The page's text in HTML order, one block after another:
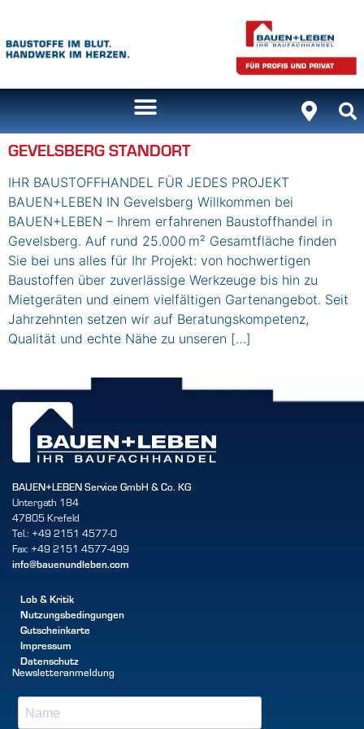
GEVELSBERG STANDORT
IHR BAUSTOFFHANDEL FÜR JEDES PROJEKT
BAUEN+LEBEN IN Gevelsberg Willkommen bei
BAUEN+LEBEN – Ihrem erfahrenen Baustoffhandel in
Gevelsberg. Auf rund 25.000 m² Gesamtfläche finden
Sie bei uns alles für Ihr Projekt: von hochwertigen
Baustoffen über zuverlässige Werkzeuge bis hin zu
Mietgeräten und einem vielfältigen Gartenangebot. Seit
Jahrzehnten setzen wir auf Beratungskompetenz,
Qualität und echte Nähe zu unseren […]
BAUEN+LEBEN Service GmbH & Co. KG
Untergath 184
47805 Krefeld
Tel.: +49 2151 4577-0
Fax: +49 2151 4577-499
info@bauenundleben.com
Lob & Kritik
Nutzungsbedingungen
Gutscheinkarte
Impressum
Datenschutz
Newsletteranmeldung